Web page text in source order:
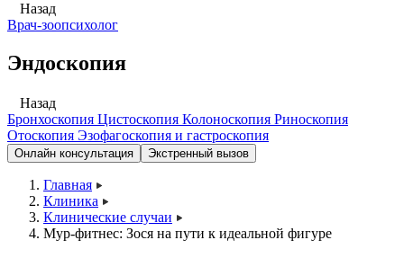
Назад
Врач-зоопсихолог
Эндоскопия
Назад
Бронхоскопия Цистоскопия Колоноскопия Риноскопия
Отоскопия Эзофагоскопия и гастроскопия
Онлайн консультация Экстренный вызов
Главная
Клиника
Клинические случаи
Мур-фитнес: Зося на пути к идеальной фигуре